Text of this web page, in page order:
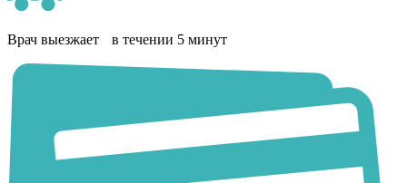
Врач выезжает в течении 5 минут